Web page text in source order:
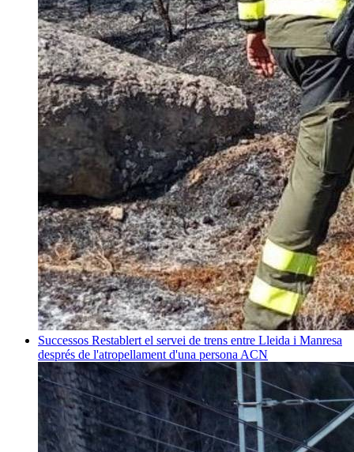
Successos Restablert el servei de trens entre Lleida i Manresa
després de l'atropellament d'una persona ACN